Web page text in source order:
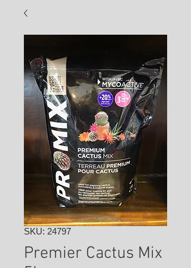
SKU: 24797
Premier Cactus Mix